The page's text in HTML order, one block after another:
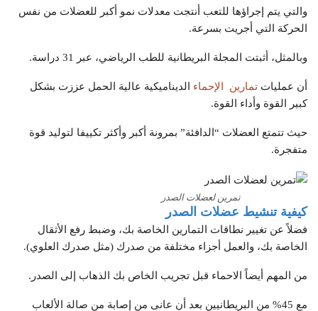
والتي يتم إجراؤها للتعب أنتجت معدلات نمو أكبر للعضلات من نفس
الحركة التي أجريت بسرعة.
وبالمثل، أثبتت المجلة البريطانية للطب الرياضي، عبر 31 دراسة.
أن عمليات تمارين الإحماء
الديناميكية عالية الحمل عززت بشكل
كبير القوة وأداء القوة.
حيث تتمتع العضلات “الدافئة” بمرونة أكبر وأكثر تكييفا لتوليد قوة
متفجرة.
تمرين لعضلات الصدر
كيفية تنشيط عضلات الصدر
فضلاً عن تغيير نطاقات التمارين الخاصة بك، وضبط رفع الأثقال
الخاصة بك، والعمل أجزاء مختلفة من صدرك (مثل صدرك العلوي).
من المهم أيضاً الاحماء قبل تجريب الخاص بك الذهاب إلى الصدر.
مع 45% من البريطانيين بعد أن عانى من إصابة من صالة الألعاب